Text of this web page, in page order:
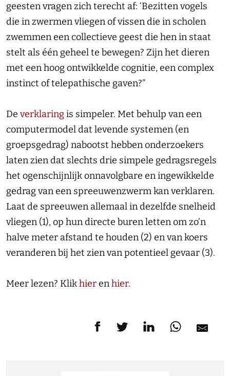
geesten vragen zich terecht af: ‘Bezitten vogels
die in zwermen vliegen of vissen die in scholen
zwemmen een collectieve geest die hen in staat
stelt als één geheel te bewegen? Zijn het dieren
met een hoog ontwikkelde cognitie, een complex
instinct of telepathische gaven?”
De verklaringis simpeler. Met behulp van een
computermodel dat levende systemen (en
groepsgedrag) nabootst hebben onderzoekers
laten zien dat slechts drie simpele gedragsregels
het ogenschijnlijk onnavolgbare en ingewikkelde
gedrag van een spreeuwenzwerm kan verklaren.
Laat de spreeuwen allemaal in dezelfde snelheid
vliegen (1), op hun directe buren letten om zo’n
halve meter afstand te houden (2) en van koers
veranderen bij het zien van potentieel gevaar (3).
Meer lezen? Klikhierenhier.